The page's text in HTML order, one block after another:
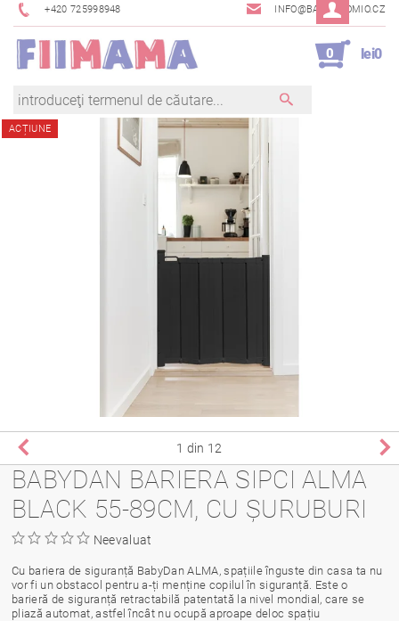
+420 725998948 INFO@BAMBINOMIO.CZ
0 lei0
ACȚIUNE
1 din 12
BABYDAN BARIERA SIPCI ALMA
BLACK 55-89CM, CU ȘURUBURI
Neevaluat
Cu bariera de siguranță BabyDan ALMA, spațiile înguste din casa ta nu
vor fi un obstacol pentru a-ți menține copilul în siguranță. Este o
barieră de siguranță retractabilă patentată la nivel mondial, care se
pliază automat, astfel încât nu ocupă aproape deloc spațiu